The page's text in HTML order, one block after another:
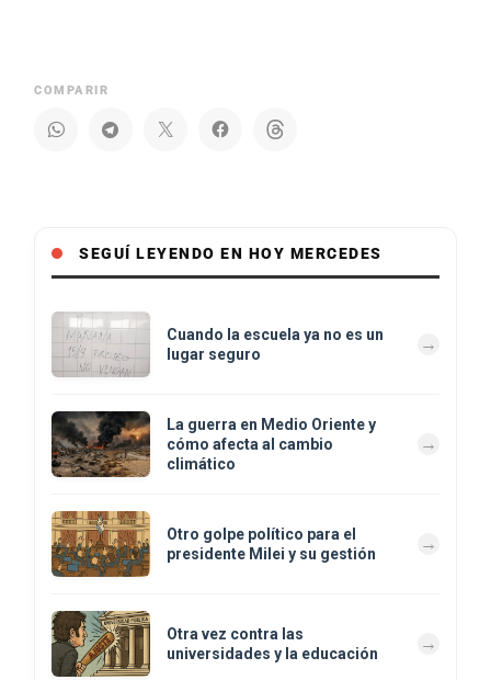
COMPARIR
SEGUÍ LEYENDO EN HOY MERCEDES
Cuando la escuela ya no es un
lugar seguro
La guerra en Medio Oriente y
cómo afecta al cambio
climático
Otro golpe político para el
presidente Milei y su gestión
Otra vez contra las
universidades y la educación